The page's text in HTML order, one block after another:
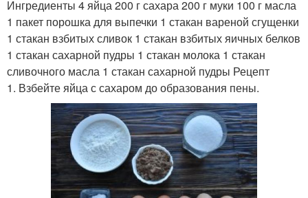
Ингредиенты 4 яйца 200 г сахара 200 г муки 100 г масла
1 пакет порошка для выпечки 1 стакан вареной сгущенки
1 стакан взбитых сливок 1 стакан взбитых яичных белков
1 стакан сахарной пудры 1 стакан молока 1 стакан
сливочного масла 1 стакан сахарной пудры Рецепт
1. Взбейте яйца с сахаром до образования пены.